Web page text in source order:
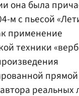
она была
м с пьесой
применение
техники
реальных